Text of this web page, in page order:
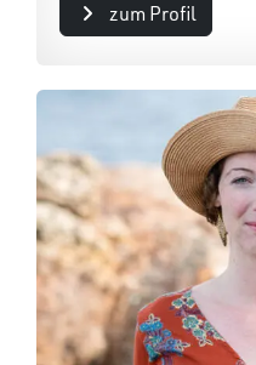
zum Profil